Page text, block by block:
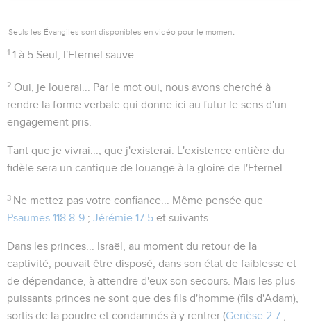
Seuls les Évangiles sont disponibles en vidéo pour le moment.
1 1 à 5 Seul, l'Eternel sauve.
2 Oui, je louerai... Par le mot oui , nous avons cherché à
rendre la forme verbale qui donne ici au futur le sens d'un
engagement pris.
Tant que je vivrai..., que j'existerai . L'existence entière du
fidèle sera un cantique de louange à la gloire de l'Eternel.
3 Ne mettez pas votre confiance...
Même pensée que
Psaumes 118.8-9 ; Jérémie 17.5 et suivants.
Dans les princes...
Israël, au moment du retour de la
captivité, pouvait être disposé, dans son état de faiblesse et
de dépendance, à attendre d'eux son secours. Mais les plus
puissants princes ne sont que des fils d'homme (fils d'Adam),
sortis de la poudre et condamnés à y rentrer (Genèse 2.7 ;